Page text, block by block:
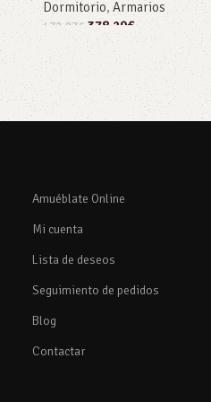
Dormitorio, Armarios
472,87€ 378,29€
Añadir al carrito
Amuéblate Online
Mi cuenta
Lista de deseos
Seguimiento de pedidos
Blog
Contactar